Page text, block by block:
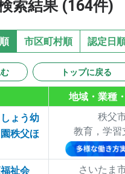
索結果 (164件)
市区町村順 認定日
トップに戻る
地域・業種
ょう幼
秩父ほ
秩父
教育，学習
福祉会
さいたま